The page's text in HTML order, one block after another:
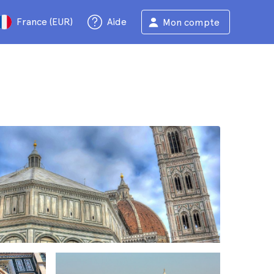
France (EUR) Aide Mon compte